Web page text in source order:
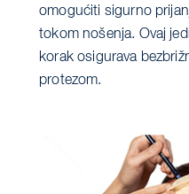
omogućiti sigurno
tokom nošenja. Ovaj
korak osigurava
protezom.